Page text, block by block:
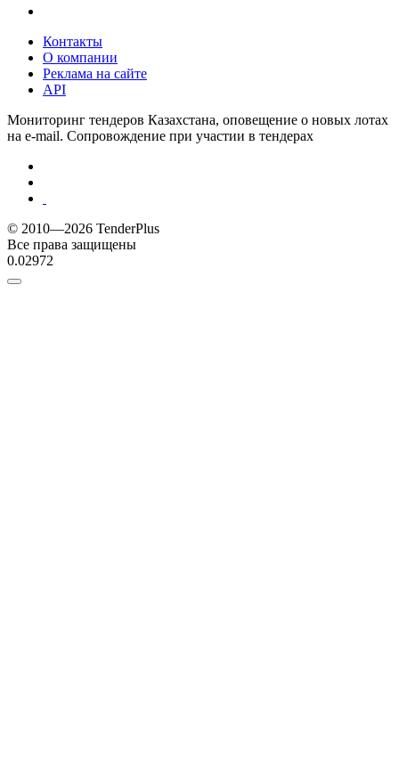
Контакты
О компании
Реклама на сайте
API
Мониторинг тендеров Казахстана, оповещение о новых лотах
на e-mail. Сопровождение при участии в тендерах
© 2010—2026 TenderPlus
Все права защищены
0.02972